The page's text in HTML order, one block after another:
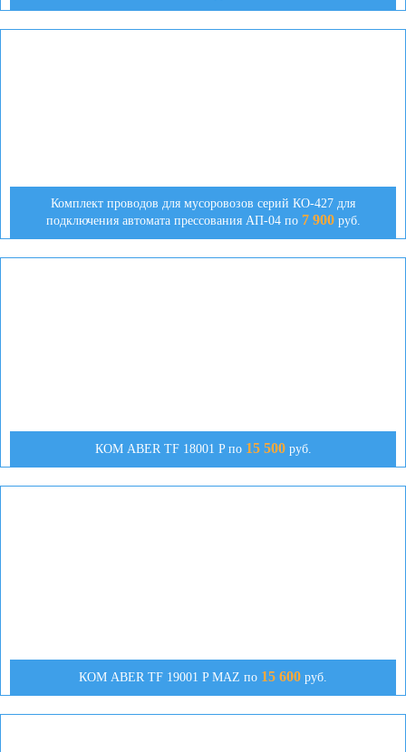
Комплект проводов для мусоровозов серий КО-427 для
подключения автомата прессования АП-04 по 7 900руб.
КОМ ABER TF 18001 P по 15 500руб.
КОМ АBER TF 19001 P MAZ по 15 600 руб.